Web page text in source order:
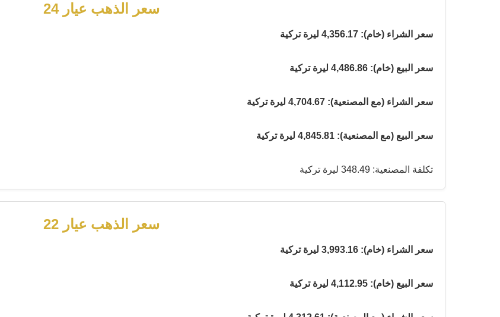
سعر الذهب عيار 24
سعر الشراء (خام): 4,356.17 ليرة تركية
سعر البيع (خام): 4,486.86 ليرة تركية
سعر الشراء (مع المصنعية): 4,704.67 ليرة تركية
سعر البيع (مع المصنعية): 4,845.81 ليرة تركية
تكلفة المصنعية: 348.49 ليرة تركية
سعر الذهب عيار 22
سعر الشراء (خام): 3,993.16 ليرة تركية
سعر البيع (خام): 4,112.95 ليرة تركية